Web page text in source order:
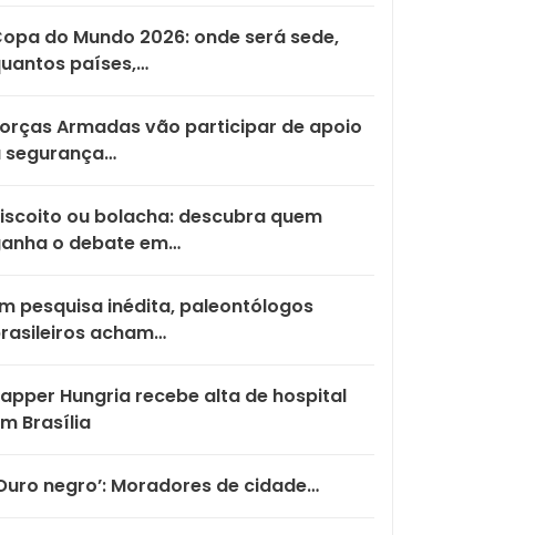
do Mundo 2026: onde será sede,
países,…
Armadas vão participar de apoio
segurança…
ou bolacha: descubra quem
o debate em…
pesquisa inédita, paleontólogos
acham…
Hungria recebe alta de hospital
Brasília
negro’: Moradores de cidade…